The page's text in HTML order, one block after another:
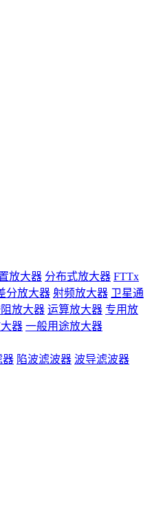
放大器 分布式放大器 FTTx
分放大器 射频放大器 卫星通
放大器 运算放大器 专用放
器 一般用途放大器
器 陷波滤波器 波导滤波器